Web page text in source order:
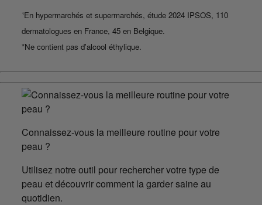
¹En hypermarchés et supermarchés, étude 2024 IPSOS, 110
dermatologues en France, 45 en Belgique.
*Ne contient pas d'alcool éthylique.
Connaissez-vous la meilleure routine pour votre
peau ?
Utilisez notre outil pour rechercher votre type de
peau et découvrir comment la garder saine au
quotidien.